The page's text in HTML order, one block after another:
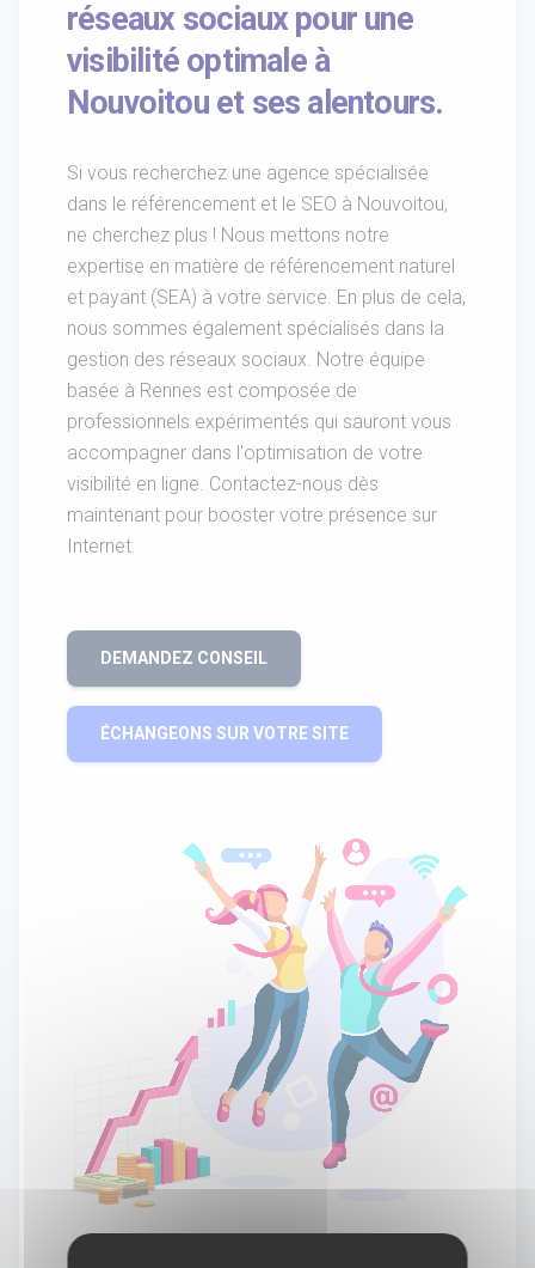
réseaux sociaux pour une
visibilité optimale à
Nouvoitou et ses alentours.
Si vous recherchez une agence spécialisée
dans le référencement et le SEO à Nouvoitou,
ne cherchez plus ! Nous mettons notre
expertise en matière de référencement naturel
et payant (SEA) à votre service. En plus de cela,
nous sommes également spécialisés dans la
gestion des réseaux sociaux. Notre équipe
basée à Rennes est composée de
professionnels expérimentés qui sauront vous
accompagner dans l'optimisation de votre
visibilité en ligne. Contactez-nous dès
maintenant pour booster votre présence sur
Internet.
DEMANDEZ CONSEIL
ÉCHANGEONS SUR VOTRE SITE